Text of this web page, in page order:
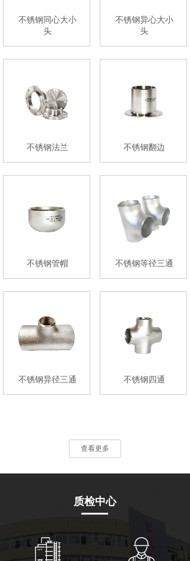
不锈钢同心大小
头
不锈钢异心大小
头
不锈钢法兰 不锈钢翻边
不锈钢管帽 不锈钢等径三通
不锈钢异径三通 不锈钢四通
查看更多
质检中心